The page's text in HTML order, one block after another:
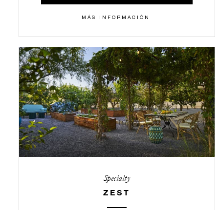
MÁS INFORMACIÓN
Specialty
ZEST